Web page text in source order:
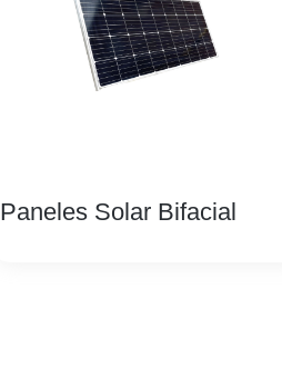
Paneles Solar Bifacial